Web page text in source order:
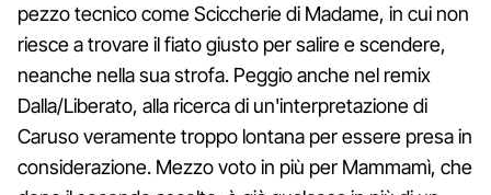
pezzo tecnico come Sciccherie di Madame, in cui non
riesce a trovare il fiato giusto per salire e scendere,
neanche nella sua strofa. Peggio anche nel remix
Dalla/Liberato, alla ricerca di un'interpretazione di
Caruso veramente troppo lontana per essere presa in
considerazione. Mezzo voto in più per Mammamì, che